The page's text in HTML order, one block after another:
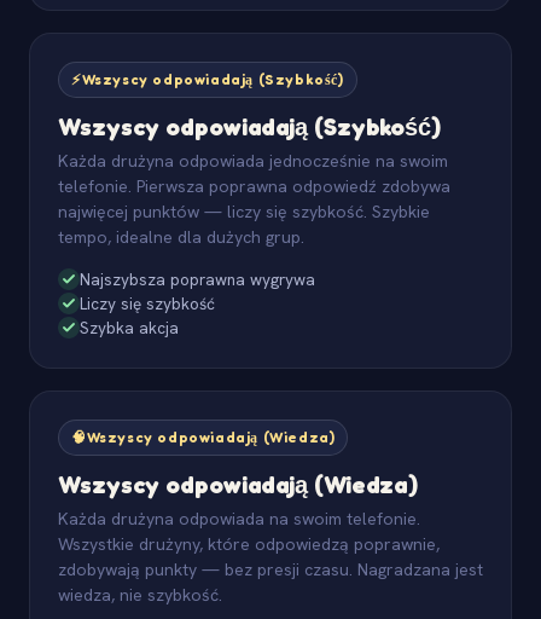
⚡Wszyscy odpowiadają (Szybkość)
Wszyscy odpowiadają (Szybkość)
Każda drużyna odpowiada jednocześnie na swoim
telefonie. Pierwsza poprawna odpowiedź zdobywa
najwięcej punktów — liczy się szybkość. Szybkie
tempo, idealne dla dużych grup.
Najszybsza poprawna wygrywa
Liczy się szybkość
Szybka akcja
🧠Wszyscy odpowiadają (Wiedza)
Wszyscy odpowiadają (Wiedza)
Każda drużyna odpowiada na swoim telefonie.
Wszystkie drużyny, które odpowiedzą poprawnie,
zdobywają punkty — bez presji czasu. Nagradzana jest
wiedza, nie szybkość.